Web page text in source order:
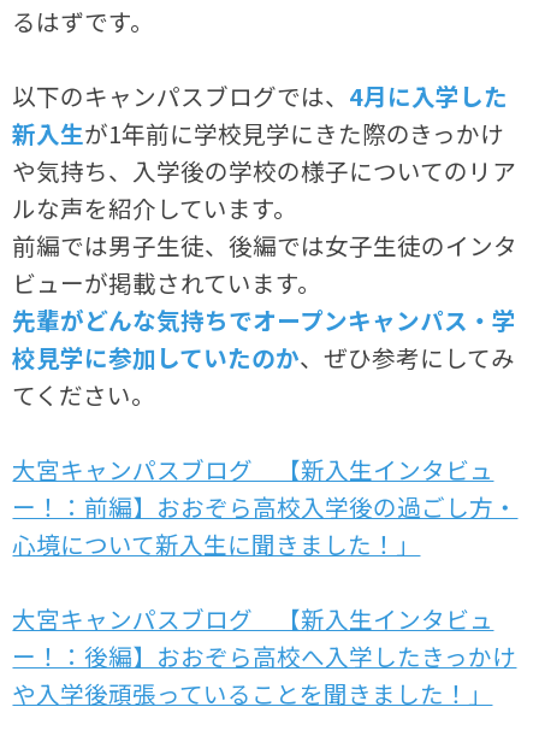
るはずです。
以下のキャンパスブログでは、 4月に入学した
新入生が1年前に学校見学にきた際のきっかけ
や気持ち、入学後の学校の様子についてのリア
ルな声を紹介しています。
前編では男子生徒、後編では女子生徒のインタ
ビューが掲載されています。
先輩がどんな気持ちでオープンキャンパス・学
校見学に参加していたのか、ぜひ参考にしてみ
てください。
大宮キャンパスブログ 【新入生インタビュ
ー！：前編】おおぞら高校入学後の過ごし方・
心境について新入生に聞きました！」
大宮キャンパスブログ 【新入生インタビュ
ー！：後編】おおぞら高校へ入学したきっかけ
や入学後頑張っていることを聞きました！」